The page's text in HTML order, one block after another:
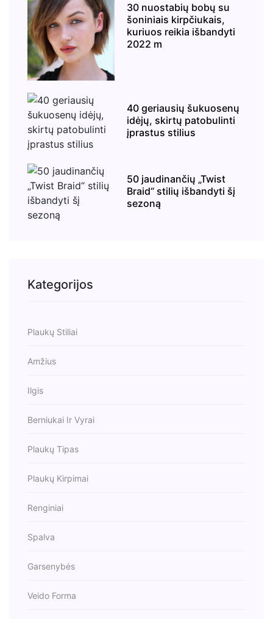
30 nuostabių bobų su
šoniniais kirpčiukais,
kuriuos reikia išbandyti
2022 m
40 geriausių šukuosenų
idėjų, skirtų patobulinti
įprastus stilius
50 jaudinančių „Twist
Braid“ stilių išbandyti šį
sezoną
Kategorijos
Plaukų Stiliai
Amžius
Ilgis
Berniukai Ir Vyrai
Plaukų Tipas
Plaukų Kirpimai
Renginiai
Spalva
Garsenybės
Veido Forma